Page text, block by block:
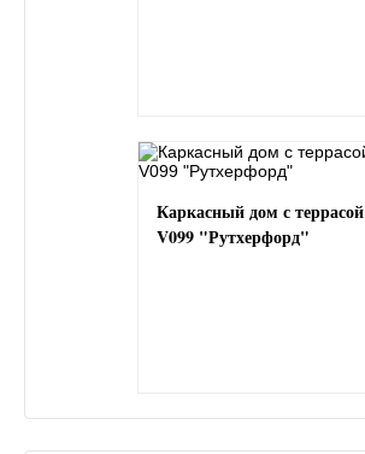
Каркасный дом с террасой
V099 "Рутхерфорд"